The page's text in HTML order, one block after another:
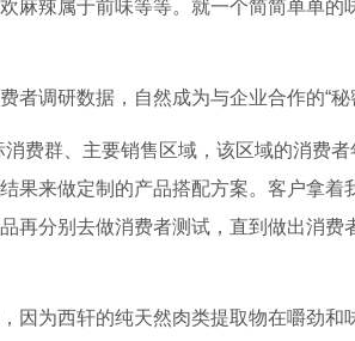
麻辣属于前味等等。就一个简简单单的
调研数据，自然成为与企业合作的“秘
费群、主要销售区域，该区域的消费者
果来做定制的产品搭配方案。客户拿着
再分别去做消费者测试，直到做出消费
因为西轩的纯天然肉类提取物在嚼劲和